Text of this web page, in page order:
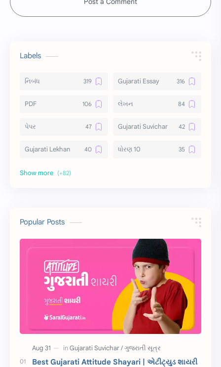
Labels
નિબંધ Gujarati Essay
PDF લેખન
પેપર Gujarati Suvichar
Gujarati Lekhan ધોરણ 10
અર્થ વિસ્તાર
10 વાક્યો
સુવિચાર Gujarati Vyakaran
આરતી
અહેવાલ લેખન શુભેચ્છા સંદેશ
Information ગુજરાતી શબ્દો
ધોરણ 5 માહિતી
ગુજરાતી સૂત્ર
Popular Posts
Best Gujarati Attitude Shayari | એટીટ્યુડ શાયરી